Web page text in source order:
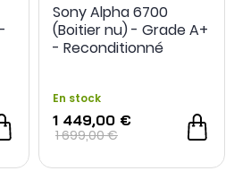
Sony Alpha 6700
(Boitier nu) - Grade A+
- Reconditionné
En stock
1 449,00 €
1 699,00 €